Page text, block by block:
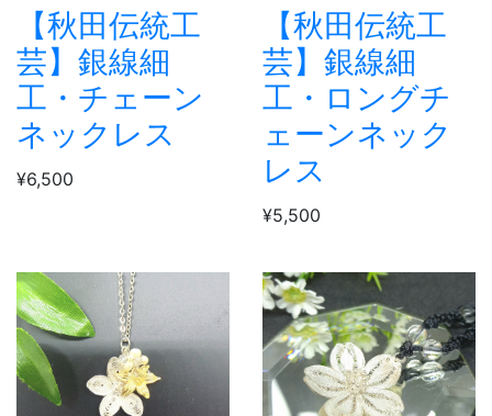
【秋田伝統工
芸】銀線細
工・チェーン
ネックレス
¥6,500
【秋田伝統工
芸】銀線細
工・ロングチ
ェーンネック
レス
¥5,500